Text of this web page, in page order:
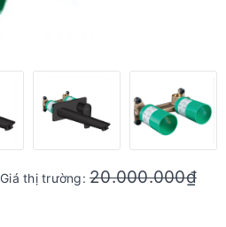
Giá thị trường:20.000.000₫